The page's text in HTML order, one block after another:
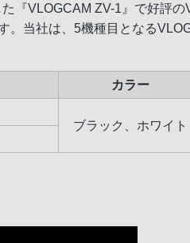
『VLOGCAM ZV-1』で好評
当社は、5機種目となる
カラー
ブラック、ホワイト